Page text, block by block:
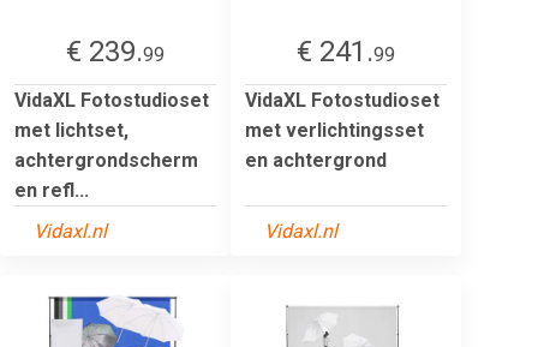
€ 239.99
VidaXL Fotostudioset
met lichtset,
achtergrondscherm
en refl...
Vidaxl.nl
€ 241.99
VidaXL Fotostudioset
met verlichtingsset
en achtergrond
Vidaxl.nl